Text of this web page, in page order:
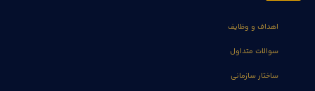
اهداف و وظایف
سوالات متداول
ساختار سازمانی